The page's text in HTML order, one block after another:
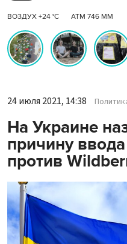
ВОЗДУХ +24 °C АТМ 746 ММ
24 июля 2021, 14:38
На Украине
причину
против